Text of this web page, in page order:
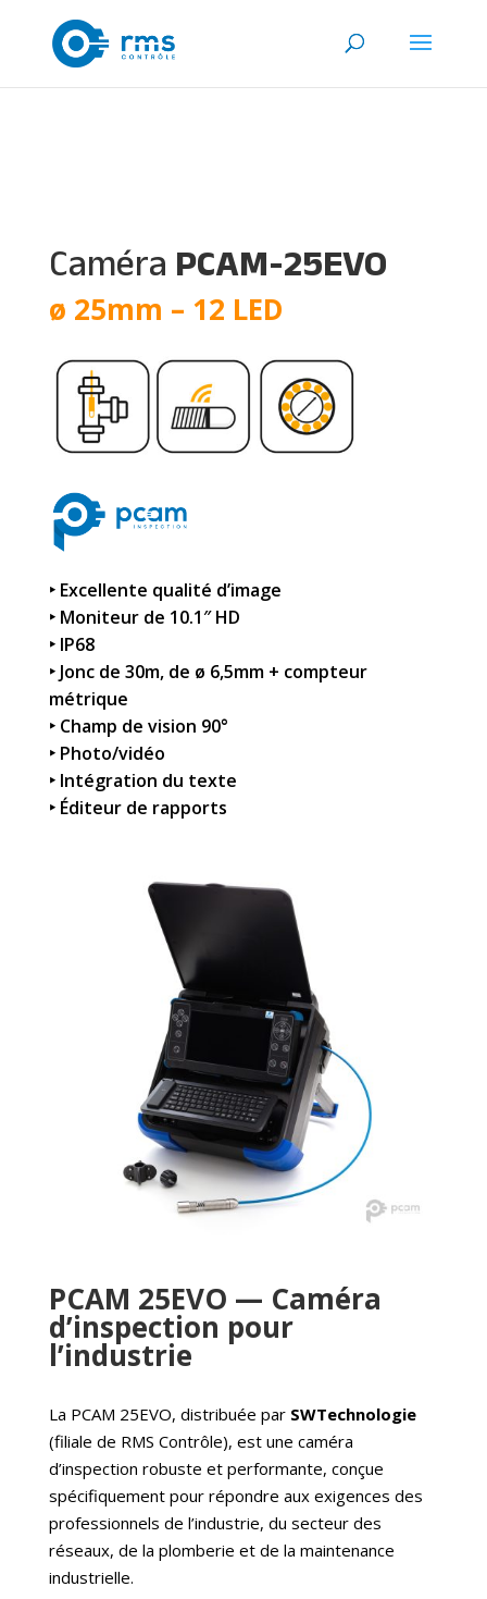
Caméra PCAM-25EVO
ø 25mm – 12 LED
‣ Excellente qualité d’image
‣ Moniteur de 10.1″ HD
‣ IP68
‣ Jonc de 30m, de ø 6,5mm + compteur
métrique
‣ Champ de vision 90°
‣ Photo/vidéo
‣ Intégration du texte
‣ Éditeur de rapports
PCAM 25EVO — Caméra
d’inspection pour
l’industrie
La PCAM 25EVO, distribuée par SWTechnologie
(filiale de RMS Contrôle), est une caméra
d’inspection robuste et performante, conçue
spécifiquement pour répondre aux exigences des
professionnels de l’industrie, du secteur des
réseaux, de la plomberie et de la maintenance
industrielle.